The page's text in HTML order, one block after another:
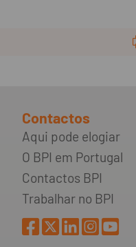
Contactos
Aqui pode elogiar
O BPI em Portugal
Contactos BPI
Trabalhar no BPI